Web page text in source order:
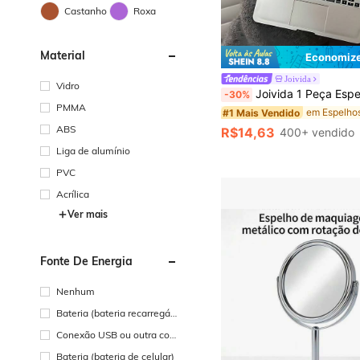
Castanho Roxa
Material
Vidro
PMMA
ABS
Liga de alumínio
PVC
Acrílica
Ver mais
Fonte De Energia
Nenhum
Bateria (bateria recarregáv
Conexão USB ou outra con
Bateria (bateria de celular)
Joivida
-30% Joivida 1 Peça Espelho de Maquiagem Dobrável Compacto, Tamanho de Bolso (Semelhante ao Design de Laptop), Espelho de Maquiagem Dobrável Portátil com Detalhes de Teclado, Cor Rosa,
#1 Mais Vendido
(1000+)
#1 Mais Vendido
(1000+)
#1 Mais Vendido
(1000+)
#1 Mais Vendido
(1000+)
R$14,63 400+ vendido